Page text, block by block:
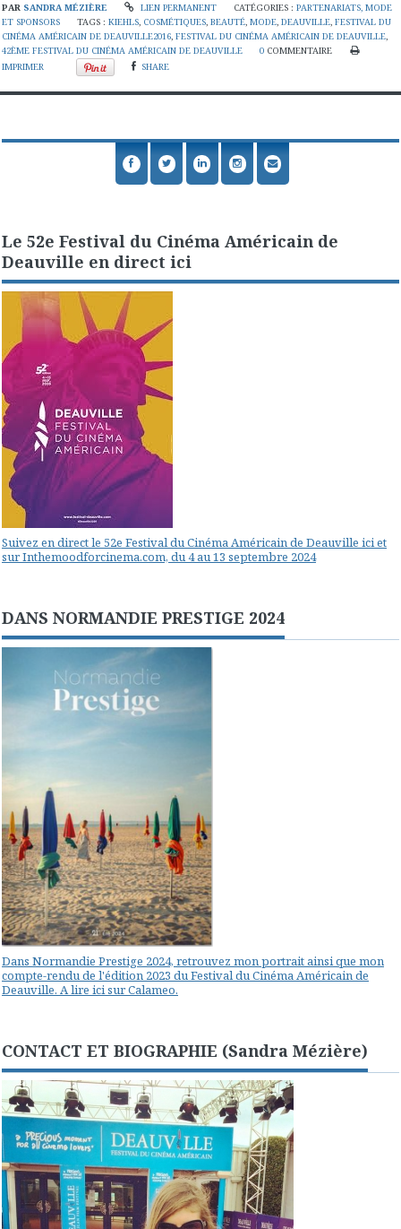
PAR SANDRA MÉZIÈRE LIEN PERMANENT CATÉGORIES :PARTENARIATS, MODE
ET SPONSORS
TAGS :KIEHLS, COSMÉTIQUES,BEAUTÉ,MODE,DEAUVILLE,FESTIVAL DU
CINÉMA AMÉRICAIN DE DEAUVILLE2016, FESTIVAL DU CINÉMA AMÉRICAIN DE DEAUVILLE,
42ÈME FESTIVAL DU CINÉMA AMÉRICAIN DE DEAUVILLE
0 COMMENTAIRE
IMPRIMER
SHARE
Le 52e Festival du Cinéma Américain de
Deauville en direct ici
Suivez en direct le 52e Festival du Cinéma Américain de Deauville ici et
sur Inthemoodforcinema.com, du 4 au 13 septembre 2024
DANS NORMANDIE PRESTIGE 2024
Dans Normandie Prestige 2024, retrouvez mon portrait ainsi que mon
compte-rendu de l'édition 2023 du Festival du Cinéma Américain de
Deauville. A lire ici sur Calameo.
CONTACT ET BIOGRAPHIE (Sandra Mézière)